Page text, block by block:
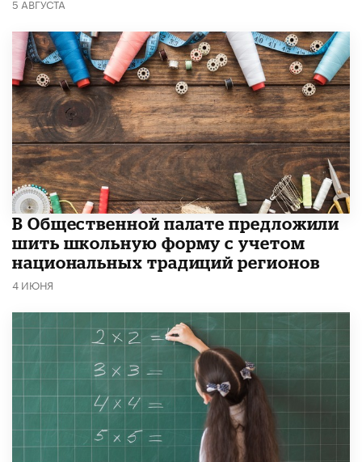
5 АВГУСТА
В Общественной палате предложили
шить школьную форму с учетом
национальных традиций регионов
4 ИЮНЯ